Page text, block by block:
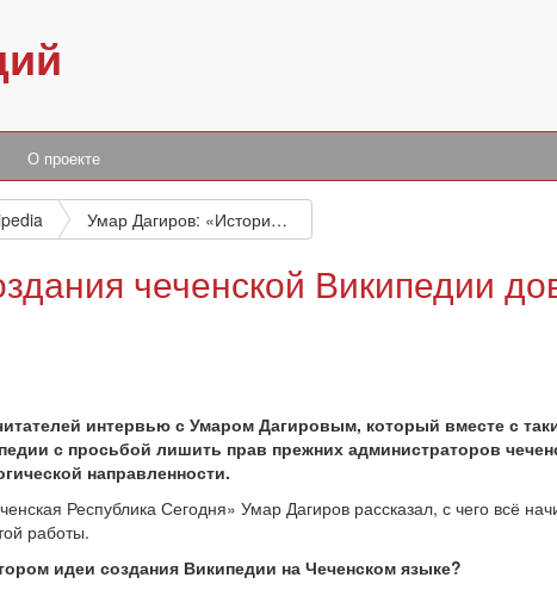
О проекте
Умар Дагиров: «История создания чеченской Википедии довольно туманна»
чеченской Википедии
интервью с Умаром Дагировым, который вместе с
с просьбой лишить прав прежних администраторов
направленности.
Республика Сегодня» Умар Дагиров рассказал, с чего всё
работы.
идеи создания Википедии на Чеченском языке?